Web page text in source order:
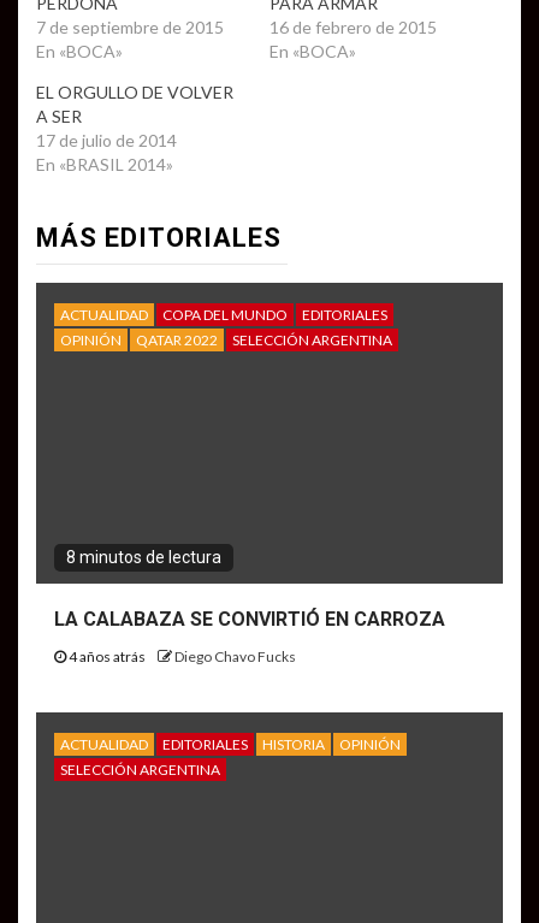
7 de septiembre de 2015
En «BOCA»
16 de febrero de 2015
En «BOCA»
EL ORGULLO DE VOLVER
A SER
17 de julio de 2014
En «BRASIL 2014»
MÁS EDITORIALES
ACTUALIDAD COPA DEL MUNDO
EDITORIALES
OPINIÓN
QATAR 2022 SELECCIÓN ARGENTINA
8 minutos de lectura
LA CALABAZA SE CONVIRTIÓ EN CARROZA
4 años atrás Diego Chavo Fucks
ACTUALIDAD EDITORIALES HISTORIA
OPINIÓN
SELECCIÓN ARGENTINA